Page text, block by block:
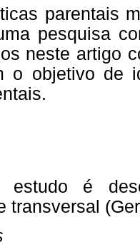
parentais
pesquisa
neste artigo
o objetivo de
estudo é
transversal